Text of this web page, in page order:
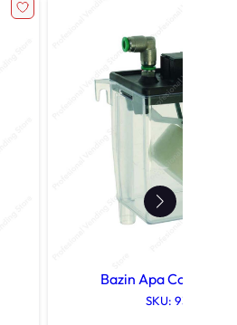
Bazin Apa Complet
SKU: 93012010